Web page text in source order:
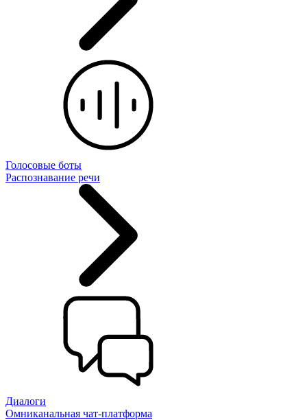
Голосовые боты
Распознавание речи
Диалоги
Омниканальная чат-платформа